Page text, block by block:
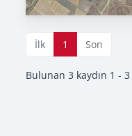
İlk 1 Son
Bulunan 3 kaydın 1 -